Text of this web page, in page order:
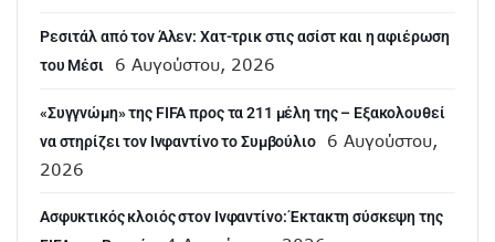
Ρεσιτάλ από τον Άλεν: Χατ-τρικ στις ασίστ και η αφιέρωση
του Μέσι
6 Αυγούστου, 2026
«Συγγνώμη» της FIFA προς τα 211 μέλη της – Εξακολουθεί
να στηρίζει τον Ινφαντίνο το Συμβούλιο
6 Αυγούστου,
2026
Ασφυκτικός κλοιός στον Ινφαντίνο: Έκτακτη σύσκεψη της